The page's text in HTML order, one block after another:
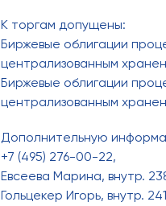
К торгам допущены:
Биржевые облигации
централизованным
Биржевые облигации
централизованным
Дополнительную
+7 (495) 276-00-22,
Евсеева Марина, внутр.
Гольцекер Игорь, внутр.